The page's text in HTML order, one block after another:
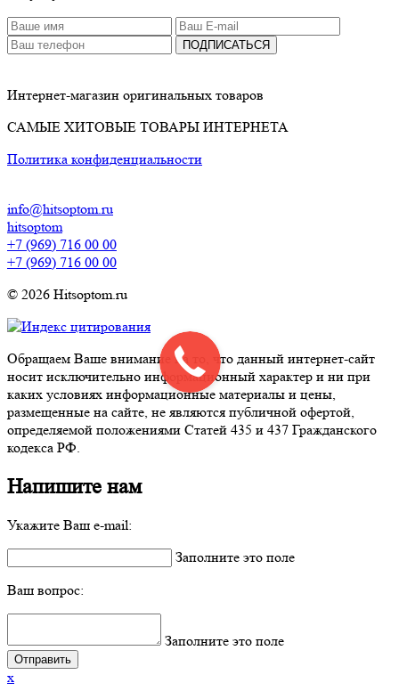
ПОДПИСАТЬСЯ
Интернет-магазин оригинальных товаров
САМЫЕ ХИТОВЫЕ ТОВАРЫ ИНТЕРНЕТА
Политика конфиденциальности
info@hitsoptom.ru
hitsoptom
+7 (969) 716 00 00
+7 (969) 716 00 00
© 2026 Hitsoptom.ru
Обращаем Ваше внимание на то, что данный интернет-сайт
носит исключительно информационный характер и ни при
каких условиях информационные материалы и цены,
размещенные на сайте, не являются публичной офертой,
определяемой положениями Статей 435 и 437 Гражданского
кодекса РФ.
Напишите нам
Укажите Ваш e-mail:
Заполните это поле
Ваш вопрос:
Заполните это поле
x